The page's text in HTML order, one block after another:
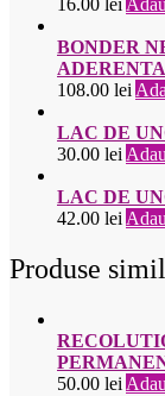
16.00 lei
BONDER
ADERENTA
108.00 lei
LAC DE
30.00 lei
LAC DE
42.00 lei
Produse
50.00 lei